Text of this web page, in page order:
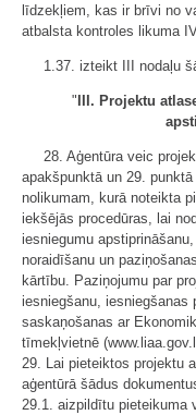
līdzekļiem, kas ir brīvi no
atbalsta kontroles likuma
1.37. izteikt III nodaļu
" III. Projektu
28. Aģentūra veic
apakšpunktā un 29.
nolikumam, kurā noteikta
iekšējās procedūras, lai
iesniegumu
noraidīšanu un
kārtību. Paziņojumu par
iesniegšanu, iesniegšanas
saskaņošanas ar
tīmekļvietnē
29. Lai pieteiktos projektu
aģentūrā šādus
29.1. aizpildītu pieteikuma